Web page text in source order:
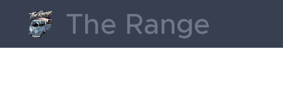
The Range